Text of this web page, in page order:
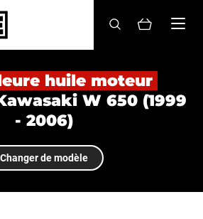
huile moteur
W 650 (1999
- 2006)
Changer de modèle